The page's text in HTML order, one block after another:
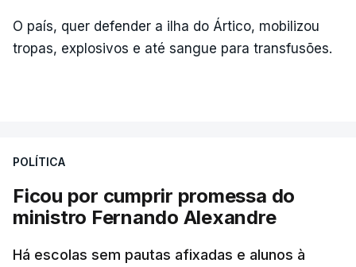
O país, quer defender a ilha do Ártico, mobilizou
tropas, explosivos e até sangue para transfusões.
POLÍTICA
Ficou por cumprir promessa do
ministro Fernando Alexandre
Há escolas sem pautas afixadas e alunos à